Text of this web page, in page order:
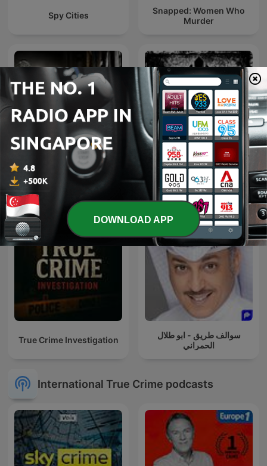
Spy Cities
Snapped: Women Who
Murder
Crime Classics: True
Pinoy Creepypasta
True Crime Investigation
سوالف طريق - ابو طلال
الحمراني
International True Crime podcasts
DOWNLOAD APP